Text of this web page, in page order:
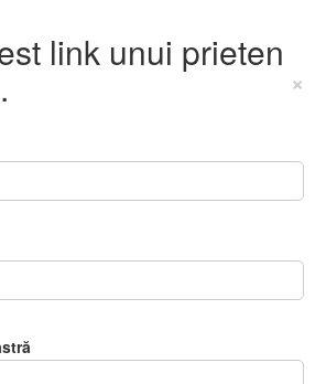
link unui prieten
×